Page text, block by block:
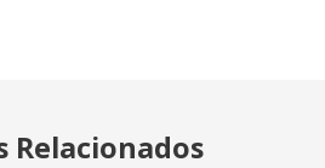
Relacionados